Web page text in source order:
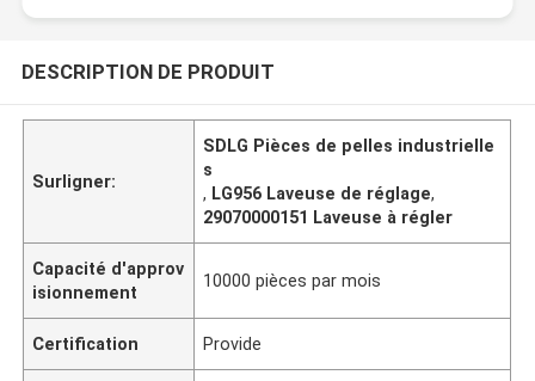
DESCRIPTION DE PRODUIT
Surligner:
SDLG Pièces de pelles industrielle
s
, LG956 Laveuse de réglage,
29070000151 Laveuse à régler
Capacité d'approv
isionnement
10000 pièces par mois
Certification Provide